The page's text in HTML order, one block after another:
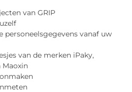
van GRIP
personeelsgegevens vanaf uw
van de merken iPaky,
Maoxin